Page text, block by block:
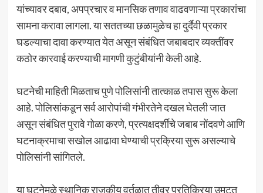
यांच्यावर दबाव, अपप्रचार व मानसिक तणाव वाढवणाऱ्या प्रकारांचा
सामना करावा लागला. या सततच्या छळामुळेच हा दुर्दैवी प्रकार
घडल्याचा दावा करण्यात येत असून संबंधित जबाबदार व्यक्तींवर
कठोर कारवाई करण्याची मागणी कुटुंबीयांनी केली आहे.
घटनेची माहिती मिळताच पुणे पोलिसांनी तात्काळ तपास सुरू केला
आहे. पोलिसांकडून सर्व आरोपांची गंभीरतेने दखल घेतली जात
असून संबंधित पुरावे गोळा करणे, प्रत्यक्षदर्शींचे जबाब नोंदवणे आणि
घटनाक्रमाचा सखोल आढावा घेण्याची प्रक्रिया सुरू असल्याचे
पोलिसांनी सांगितले.
या घटनेमुळे स्थानिक राजकीय वर्तुळात तीव्र प्रतिक्रिया उमटत